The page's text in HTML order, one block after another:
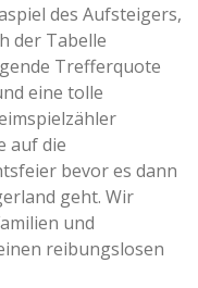
des Aufsteigers,
der Tabelle
Trefferquote
eine tolle
auf die
bevor es dann
geht. Wir
und
reibungslosen